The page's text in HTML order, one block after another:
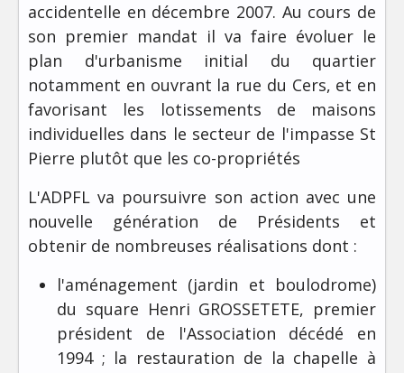
accidentelle en décembre 2007. Au cours de
son premier mandat il va faire évoluer le
plan d'urbanisme initial du quartier
notamment en ouvrant la rue du Cers, et en
favorisant les lotissements de maisons
individuelles dans le secteur de l'impasse St
Pierre plutôt que les co-propriétés
L'ADPFL va poursuivre son action avec une
nouvelle génération de Présidents et
obtenir de nombreuses réalisations dont :
l'aménagement (jardin et boulodrome)
du square Henri GROSSETETE, premier
président de l'Association décédé en
1994 ; la restauration de la chapelle à